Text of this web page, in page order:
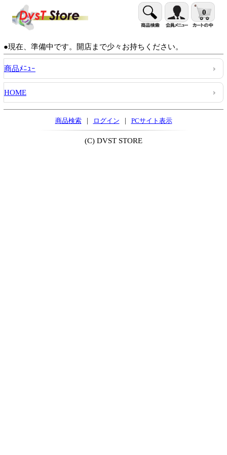
0
●現在、準備中です。開店まで少々お持ちください。
商品ﾒﾆｭｰ
HOME
商品検索 | ログイン | PCサイト表示
(C) DVST STORE